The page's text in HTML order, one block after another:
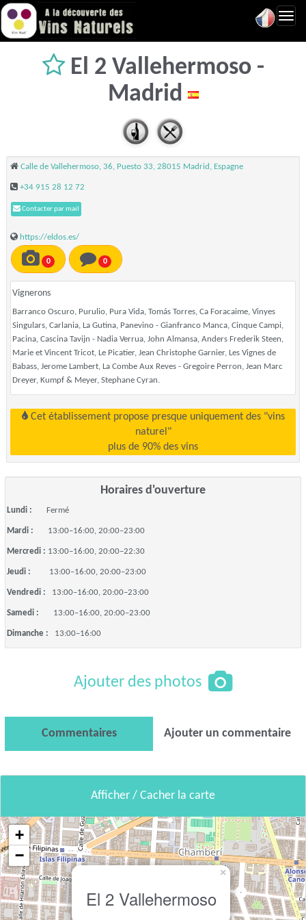
El 2 Vallehermoso -
Madrid
Calle de Vallehermoso, 36, Puesto 33, 28015 Madrid, Espagne
+34 915 28 12 72
Contacter par mail
https://eldos.es/
0 0
Vignerons
Barranco Oscuro, Purulio, Pura Vida, Tomás Torres, Ca Foracaime, Vinyes
Singulars, Carlania, La Gutina, Panevino - Gianfranco Manca, Cinque Campi,
Pacina, Cascina Tavijn - Nadia Verrua, John Almansa, Anders Frederik Steen,
Marie et Vincent Tricot, Le Picatier, Jean Christophe Garnier, Les Vignes de
Babass, Jerome Lambert, La Combe Aux Reves - Gregoire Perron, Jean Marc
Dreyer, Kumpf & Meyer, Stephane Cyran.
Cet établissement propose presque uniquement des "vins
naturel"
plus de 90% des vins
Horaires d'ouverture
Lundi : Fermé
Mardi : 13:00–16:00, 20:00–23:00
Mercredi : 13:00–16:00, 20:00–22:30
Jeudi : 13:00–16:00, 20:00–23:00
Vendredi : 13:00–16:00, 20:00–23:00
Samedi : 13:00–16:00, 20:00–23:00
Dimanche : 13:00–16:00
Ajouter des photos
Commentaires Ajouter un commentaire
Afficher / Cacher la carte
El 2 Vallehermoso
×
+
−